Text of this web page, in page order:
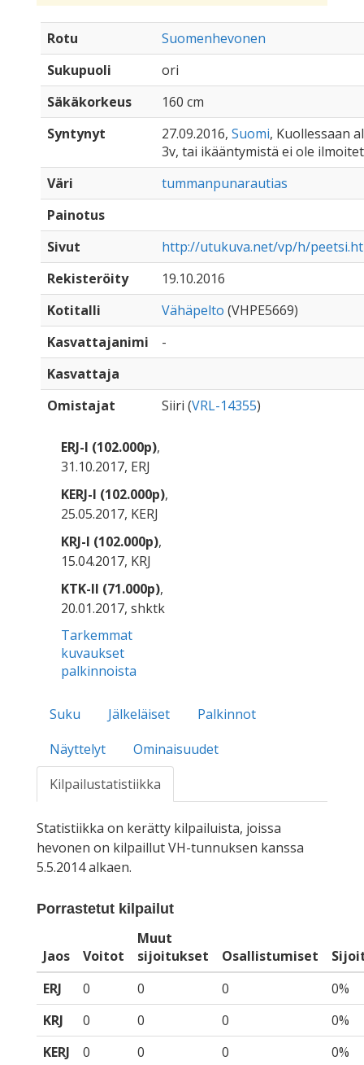
Rotu
Suomenhevonen
Sukupuoli
ori
Säkäkorkeus
160 cm
Syntynyt
27.09.2016, Suomi, Kuollessaan
3v, tai ikääntymistä ei ole
Väri
tummanpunarautias
Painotus
Sivut
http://utukuva.net/vp/h/
Rekisteröity
19.10.2016
Kotitalli
Vähäpelto (VHPE5669)
Kasvattajanimi
-
Kasvattaja
Omistajat
Siiri (VRL-14355)
ERJ-I (102.000p),
31.10.2017, ERJ
KERJ-I (102.000p),
25.05.2017, KERJ
KRJ-I (102.000p),
15.04.2017, KRJ
KTK-II (71.000p),
20.01.2017, shktk
Tarkemmat
kuvaukset
palkinnoista
Suku Jälkeläiset
Palkinnot
Näyttelyt
Ominaisuudet
Kilpailustatistiikka
Statistiikka on kerätty kilpailuista, joissa
hevonen on kilpaillut VH-tunnuksen kanssa
5.5.2014 alkaen.
Porrastetut kilpailut
Jaos Voitot
Muut
sijoitukset
Osallistumiset
ERJ
0 0 0
0%
KRJ
0 0 0
0%
KERJ
0 0 0
0%